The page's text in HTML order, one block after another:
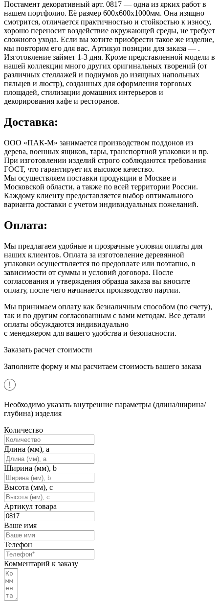
Постамент декоративный арт. 0817 — одна из ярких работ в
нашем портфолио. Её размер 600х600х1000мм. Она изящно
смотрится, отличается практичностью и стойкостью к износу,
хорошо переносит воздействие окружающей среды, не требует
сложного ухода. Если вы хотите приобрести такое же изделие,
мы повторим его для вас. Артикул позиции для заказа — .
Изготовление займет 1-3 дня. Кроме представленной модели в
нашей коллекции много других оригинальных творений (от
различных стеллажей и подиумов до изящных напольных
пяльцев и люстр), созданных для оформления торговых
площадей, стилизации домашних интерьеров и
декорирования кафе и ресторанов.
Доставка:
ООО «ПАК-М» занимается производством поддонов из
дерева, военных ящиков, тары, транспортной упаковки и пр.
При изготовлении изделий строго соблюдаются требования
ГОСТ, что гарантирует их высокое качество.
Мы осуществляем поставки продукции в Москве и
Московской области, а также по всей территории России.
Каждому клиенту предоставляется выбор оптимального
варианта доставки с учетом индивидуальных пожеланий.
Оплата:
Мы предлагаем удобные и прозрачные условия оплаты для
наших клиентов. Оплата за изготовление деревянной
упаковки осуществляется по предоплате или поэтапно, в
зависимости от суммы и условий договора. После
согласования и утверждения образца заказа вы вносите
оплату, после чего начинается производство партии.
Мы принимаем оплату как безналичным способом (по счету),
так и по другим согласованным с вами методам. Все детали
оплаты обсуждаются индивидуально
с менеджером для вашего удобства и безопасности.
Заказать расчет стоимости
Заполните форму и мы расчитаем стоимость вашего заказа
Необходимо указать внутренние параметры (длина/ширина/
глубина) изделия
Количество
Длина (мм), a
Ширина (мм), b
Высота (мм), c
Артикул товара
Ваше имя
Телефон
Комментарий к заказу